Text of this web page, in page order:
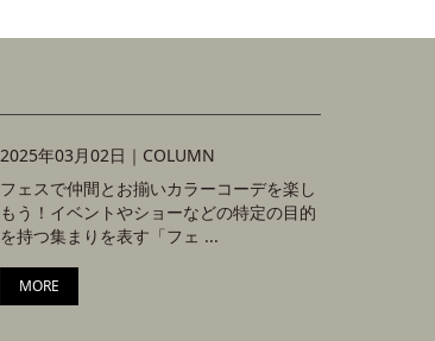
2025年03月02日｜ COLUMN
フェスで仲間とお揃いカラーコーデを楽し
もう！イベントやショーなどの特定の目的
を持つ集まりを表す「フェ ...
MORE